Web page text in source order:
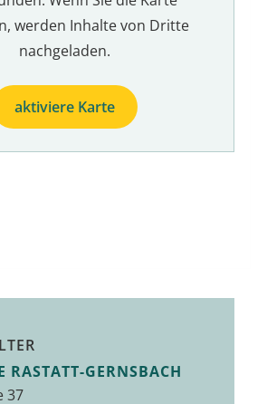
werden Inhalte von Dritte
nachgeladen.
aktiviere Karte
RASTATT-GERNSBACH
37